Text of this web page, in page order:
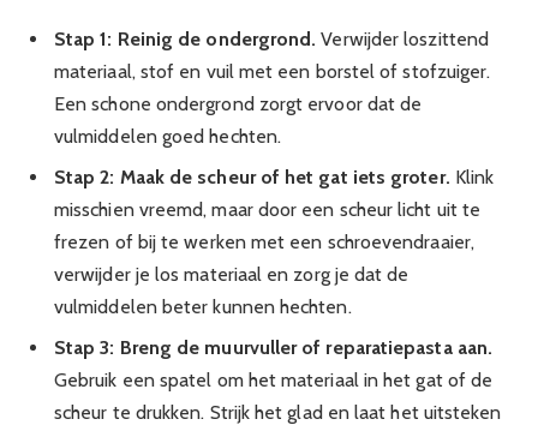
Stap 1: Reinig de ondergrond. Verwijder loszittend
materiaal, stof en vuil met een borstel of stofzuiger.
Een schone ondergrond zorgt ervoor dat de
vulmiddelen goed hechten.
Stap 2: Maak de scheur of het gat iets groter. Klink
misschien vreemd, maar door een scheur licht uit te
frezen of bij te werken met een schroevendraaier,
verwijder je los materiaal en zorg je dat de
vulmiddelen beter kunnen hechten.
Stap 3: Breng de muurvuller of reparatiepasta aan.
Gebruik een spatel om het materiaal in het gat of de
scheur te drukken. Strijk het glad en laat het uitsteken